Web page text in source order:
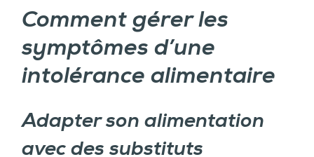
Comment gérer les
symptômes d’une
intolérance alimentaire
Adapter son alimentation
avec des substituts